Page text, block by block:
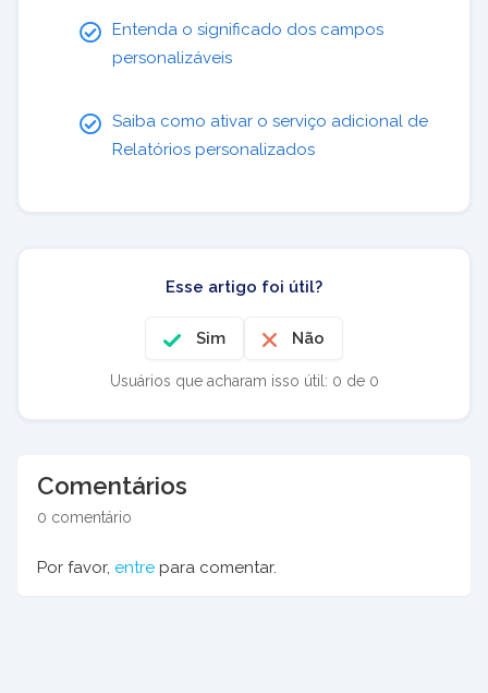
Entenda o significado dos campos
personalizáveis
Saiba como ativar o serviço adicional de
Relatórios personalizados
Esse artigo foi útil?
Sim Não
Usuários que acharam isso útil: 0 de 0
Comentários
0 comentário
Por favor, entre para comentar.